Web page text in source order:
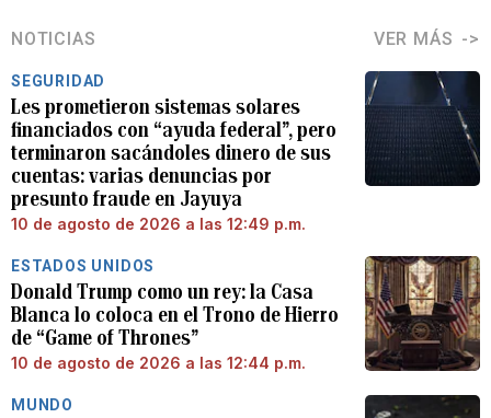
NOTICIAS VER MÁS
SEGURIDAD
Les prometieron sistemas solares
financiados con “ayuda federal”, pero
terminaron sacándoles dinero de sus
cuentas: varias denuncias por
presunto fraude en Jayuya
10 de agosto de 2026 a las 12:49 p.m.
ESTADOS UNIDOS
Donald Trump como un rey: la Casa
Blanca lo coloca en el Trono de Hierro
de “Game of Thrones”
10 de agosto de 2026 a las 12:44 p.m.
MUNDO